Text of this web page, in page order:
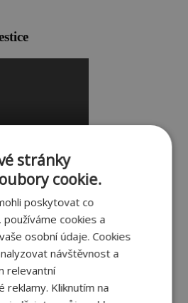
letos vzroste
výstavby?
stránky
cookie.
poskytovat co
používáme cookies a
osobní údaje. Cookies
návštěvnost a
relevantní
reklamy. Kliknutím na